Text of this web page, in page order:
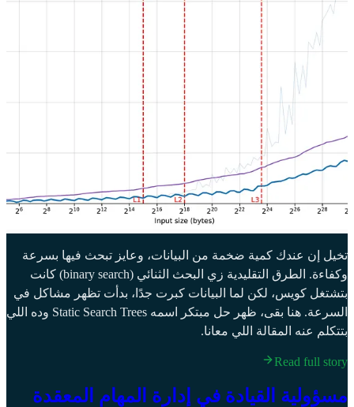
تخيل إن عندك كمية ضخمة من البيانات، وعايز تبحث فيها بسرعة
وكفاءة. الطرق التقليدية زي البحث الثنائي (binary search) كانت
بتشتغل كويس، لكن لما البيانات كبرت جدًا، بدأت تظهر مشاكل في
السرعة. هنا بقى، ظهر حل مبتكر اسمه Static Search Trees وده اللي
بتتكلم عنه المقالة اللي معانا.
Read full story
مسؤولية القيادة في إدارة المهام المعقدة